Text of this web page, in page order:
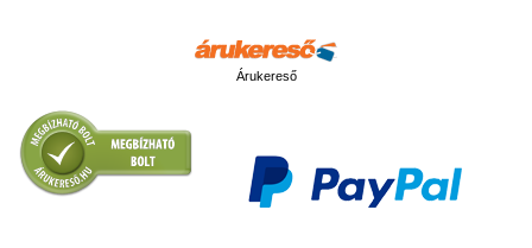
Árukereső